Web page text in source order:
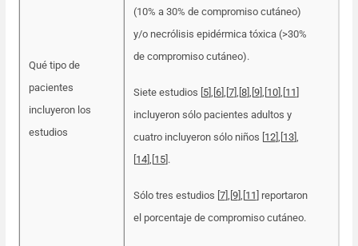
Qué tipo de
pacientes
incluyeron los
estudios
(10% a 30% de compromiso cutáneo)
y/o necrólisis epidérmica tóxica (>30%
de compromiso cutáneo).
Siete estudios [ 5] 6] 7] 8] 9],[ 10] 11
incluyeron sólo pacientes adultos y
cuatro incluyeron sólo niños [ 12] 13],
14] 15].
Sólo tres estudios [ 7],[ 9],[ 11 ] reportaron
el porcentaje de compromiso cutáneo.